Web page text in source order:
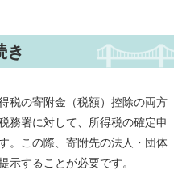
き
税の寄附金（税額）控除の両方
務署に対して、所得税の確定申
。この際、寄附先の法人・団体
示することが必要です。